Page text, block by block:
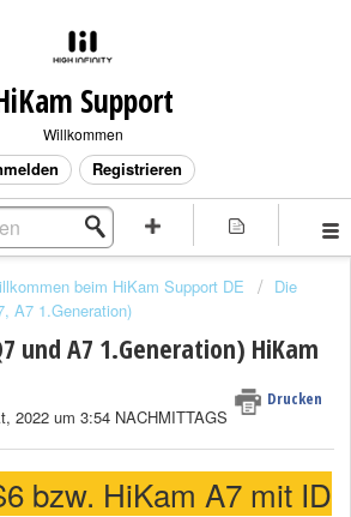
Support
Willkommen
Registrieren
beim HiKam Support DE
Die
A7 1.Generation)
und A7 1.Generation) HiKam
Drucken
2022 um 3:54 NACHMITTAGS
bzw. HiKam A7 mit ID